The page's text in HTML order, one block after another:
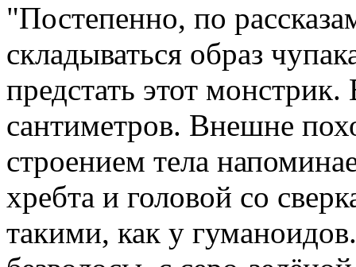
"Постепенно, по
складываться образ
предстать этот
сантиметров. Внешне
строением тела
хребта и головой со
такими, как у